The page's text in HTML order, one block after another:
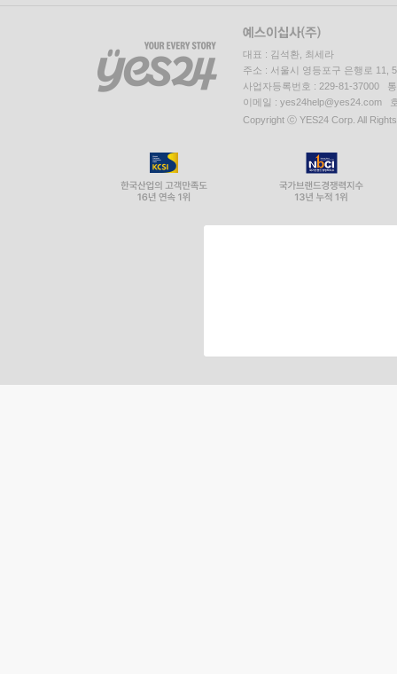
대표 : 김석환, 최세라
주소 : 서울시 영등포구 은행로 11,
사업자등록번호 : 229-81-37000
이메일 : yes24help@yes24.com
Copyright ⓒ YES24 Corp. All